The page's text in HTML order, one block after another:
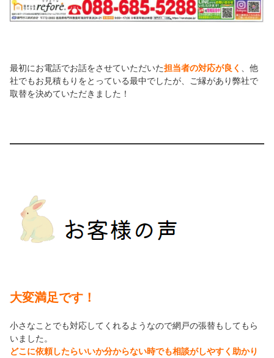
最初にお電話でお話をさせていただいた担当者の対応が良く
、他
社でもお見積もりをとっている最中でしたが、ご縁があり弊社で
取替を決めていただきました！
大変満足です！
小さなことでも対応してくれるようなので網戸の張替もしてもら
いました。
どこに依頼したらいいか分からない時でも相談がしやすく助かり